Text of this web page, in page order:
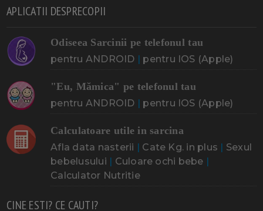
APLICATII DESPRECOPII
Odiseea Sarcinii pe telefonul tau
pentru ANDROID | pentru IOS (Apple)
"Eu, Mămica" pe telefonul tau
pentru ANDROID | pentru IOS (Apple)
Calculatoare utile in sarcina
Afla data nasterii | Cate Kg. in plus | Sexul
bebelusului | Culoare ochi bebe |
Calculator Nutritie
CINE ESTI? CE CAUTI?